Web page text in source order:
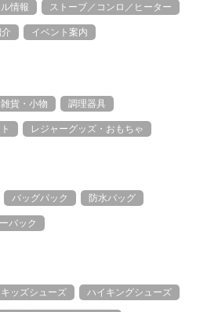
情報 ストーブ／コンロ／ヒーター
イベント案内
貨・小物 調理器具
レジャーグッズ・おもちゃ
バッグパック 防水バッグ
バック
キッズシューズ ハイキングシューズ